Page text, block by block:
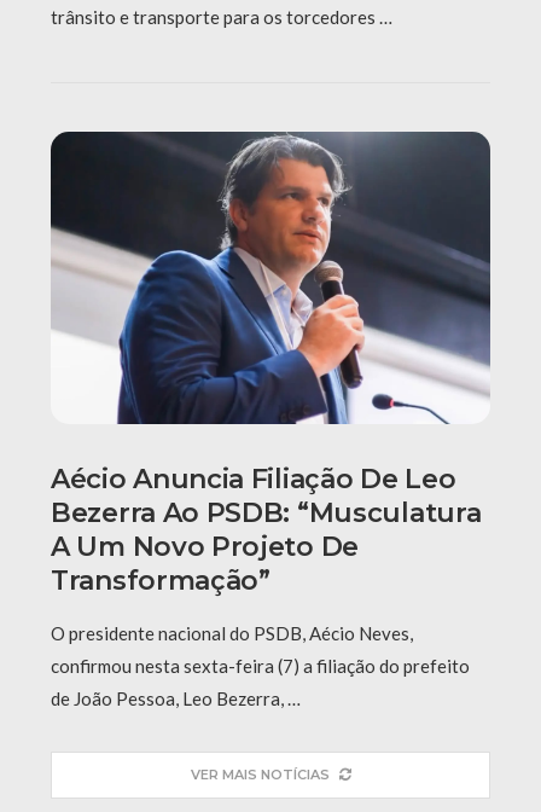
trânsito e transporte para os torcedores …
Aécio Anuncia Filiação De Leo
Bezerra Ao PSDB: “Musculatura
A Um Novo Projeto De
Transformação”
O presidente nacional do PSDB, Aécio Neves,
confirmou nesta sexta-feira (7) a filiação do prefeito
de João Pessoa, Leo Bezerra, …
VER MAIS NOTÍCIAS